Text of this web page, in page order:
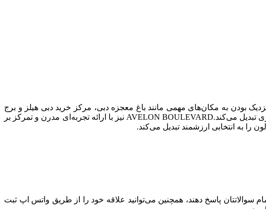
بودن به مکان‌های مهمی مانند باغ معجزه دبی، مرکز خرید دبی هیلز و برج
خلیفه، همراه با دسترسی به موسسات آموزشی، مراکز درمانی و مراکز خرید، این منطقه را به گزینه‌ای جذاب برای سرمایه‌گذاری تبدیل می‌کند.AVELON BOULEVARD نیز با ارائه تجربه‌ای مدرن و تمرکز بر
را به انتخابی ارزشمند تبدیل می‌کند.
سوالاتتان پاسخ دهند، همچنین می‌توانید علاقه خود را از طریق واتس اپ ثبت